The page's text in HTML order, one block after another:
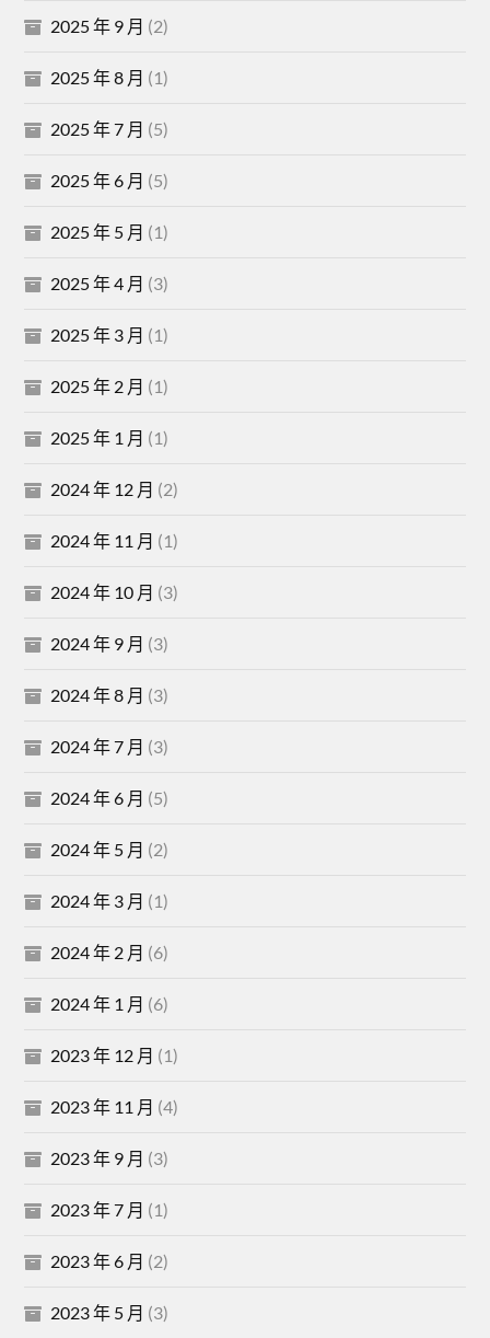
2025 年 9 月 (2)
2025 年 8 月 (1)
2025 年 7 月 (5)
2025 年 6 月 (5)
2025 年 5 月 (1)
2025 年 4 月 (3)
2025 年 3 月 (1)
2025 年 2 月 (1)
2025 年 1 月 (1)
2024 年 12 月 (2)
2024 年 11 月 (1)
2024 年 10 月 (3)
2024 年 9 月 (3)
2024 年 8 月 (3)
2024 年 7 月 (3)
2024 年 6 月 (5)
2024 年 5 月 (2)
2024 年 3 月 (1)
2024 年 2 月 (6)
2024 年 1 月 (6)
2023 年 12 月 (1)
2023 年 11 月 (4)
2023 年 9 月 (3)
2023 年 7 月 (1)
2023 年 6 月 (2)
2023 年 5 月 (3)